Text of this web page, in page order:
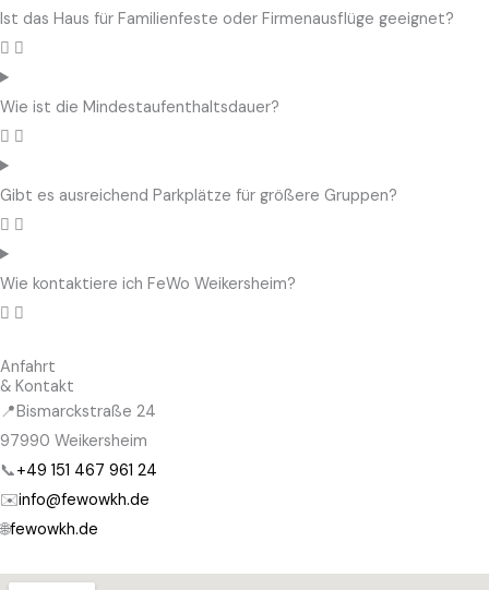
Ist das Haus für Familienfeste oder Firmenausflüge geeignet?
Wie ist die Mindestaufenthaltsdauer?
Gibt es ausreichend Parkplätze für größere Gruppen?
Wie kontaktiere ich FeWo Weikersheim?
Anfahrt
& Kontakt
📍Bismarckstraße 24
97990 Weikersheim
📞+49 151 467 961 24
✉️info@fewowkh.de
🌐fewowkh.de